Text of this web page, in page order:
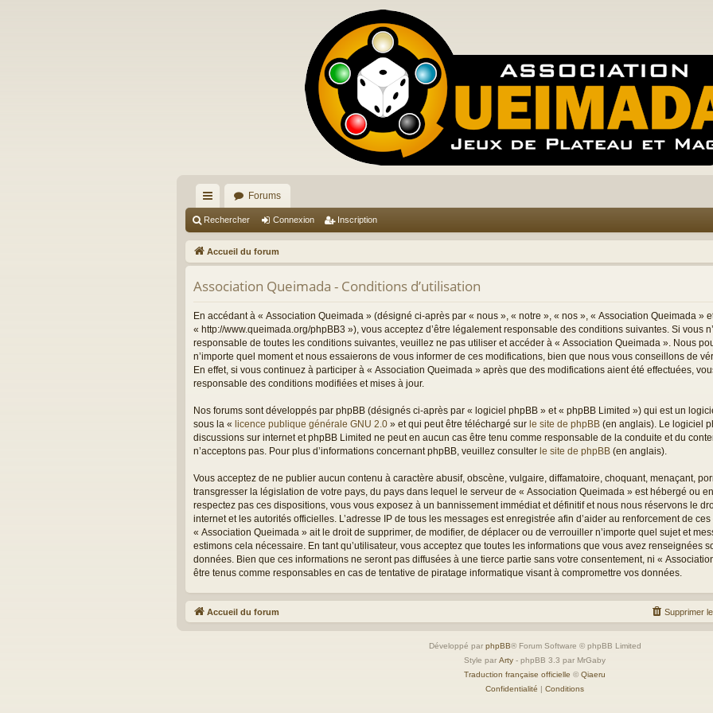
ac
co
ur
ci
s
Forums
Rechercher Connexion Inscription
Accueil du forum
Association Queimada - Conditions d’utilisation
En accédant à « Association Queimada » (désigné ci-après par « nous », « notre », « nos », « Association Queimada »
« http://www.queimada.org/phpBB3 »), vous acceptez d’être légalement responsable des conditions suivantes. Si vous
responsable de toutes les conditions suivantes, veuillez ne pas utiliser et accéder à « Association Queimada ». Nous
n’importe quel moment et nous essaierons de vous informer de ces modifications, bien que nous vous conseillons de
En effet, si vous continuez à participer à « Association Queimada » après que des modifications aient été effectuées,
responsable des conditions modifiées et mises à jour.
Nos forums sont développés par phpBB (désignés ci-après par « logiciel phpBB » et « phpBB Limited ») qui est un
sous la « licence publique générale GNU 2.0 » et qui peut être téléchargé sur le site de phpBB (en anglais). Le logiciel
discussions sur internet et phpBB Limited ne peut en aucun cas être tenu comme responsable de la conduite et du
n’acceptons pas. Pour plus d’informations concernant phpBB, veuillez consulter le site de phpBB (en anglais).
Vous acceptez de ne publier aucun contenu à caractère abusif, obscène, vulgaire, diffamatoire, choquant, menaçant,
transgresser la législation de votre pays, du pays dans lequel le serveur de « Association Queimada » est hébergé ou
respectez pas ces dispositions, vous vous exposez à un bannissement immédiat et définitif et nous nous réservons le
internet et les autorités officielles. L’adresse IP de tous les messages est enregistrée afin d’aider au renforcement de
« Association Queimada » ait le droit de supprimer, de modifier, de déplacer ou de verrouiller n’importe quel sujet et
estimons cela nécessaire. En tant qu’utilisateur, vous acceptez que toutes les informations que vous avez renseignées
données. Bien que ces informations ne seront pas diffusées à une tierce partie sans votre consentement, ni «
être tenus comme responsables en cas de tentative de piratage informatique visant à compromettre vos données.
Accueil du forum Supprimer
Développé par phpBB® Forum Software © phpBB Limited
Style par Arty - phpBB 3.3 par MrGaby
Traduction française officielle © Qiaeru
Confidentialité | Conditions